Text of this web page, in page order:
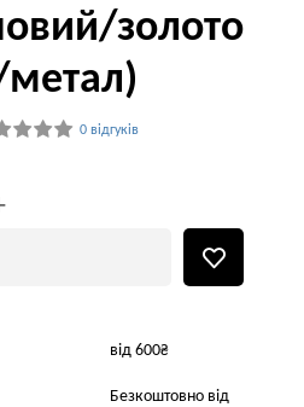
золото
метал)
0 відгуків
від 600₴
Безкоштовно від